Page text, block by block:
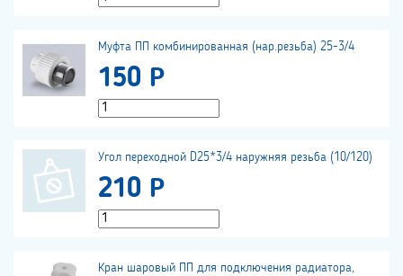
Муфта ПП комбинированная (нар.резьба) 25-3/4
150 Р
Угол переходной D25*3/4 наружняя резьба (10/120)
210 Р
Кран шаровый ПП для подключения радиатора,